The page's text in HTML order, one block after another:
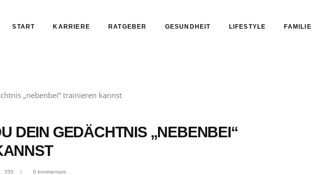
START KARRIERE RATGEBER GESUNDHEIT LIFESTYLE FAMILIE
DEIN GEDÄCHTNIS „NEBENBEI“
555 0 kommentare